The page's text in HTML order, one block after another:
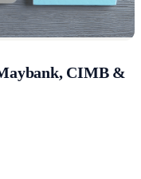
CIMB &